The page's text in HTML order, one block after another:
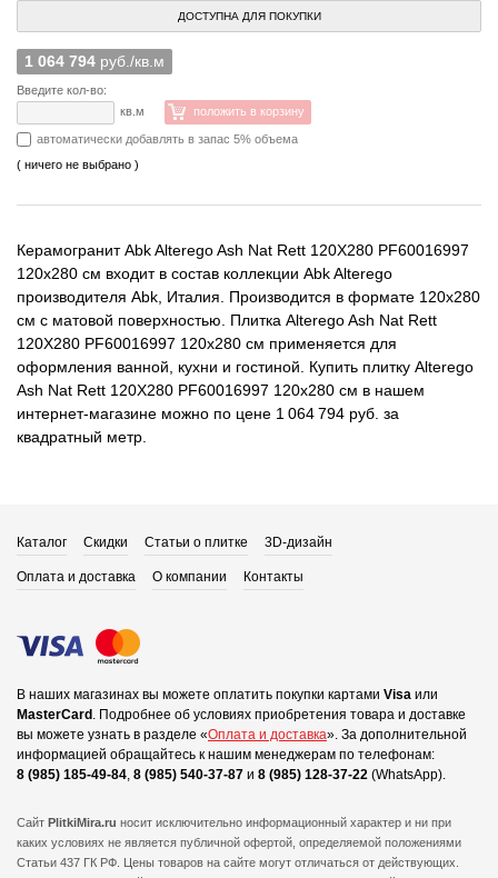
ДОСТУПНА ДЛЯ ПОКУПКИ
1 064 794 руб./кв.м
Введите кол-во:
кв.м
положить в корзину
автоматически добавлять в запас 5% объема
( ничего не выбрано )
Керамогранит Abk Alterego Ash Nat Rett 120X280 PF60016997
120x280 см входит в состав коллекции Abk Alterego
производителя Abk, Италия. Производится в формате 120x280
см с матовой поверхностью. Плитка Alterego Ash Nat Rett
120X280 PF60016997 120x280 см применяется для
оформления ванной, кухни и гостиной. Купить плитку Alterego
Ash Nat Rett 120X280 PF60016997 120x280 см в нашем
интернет-магазине можно по цене 1 064 794 руб. за
квадратный метр.
Каталог Скидки Статьи о плитке 3D-дизайн
Оплата и доставка О компании Контакты
В наших магазинах вы можете оплатить покупки картами Visa или
MasterCard . Подробнее об условиях приобретения товара и доставке
вы можете узнать в разделе «Оплата и доставка». За дополнительной
информацией обращайтесь к нашим менеджерам по телефонам:
8 (985) 185-49-84, 8 (985) 540-37-87 и 8 (985) 128-37-22 (WhatsApp).
Сайт PlitkiMira.ru носит исключительно информационный характер и ни при
каких условиях не является публичной офертой, определяемой положениями
Статьи 437 ГК РФ. Цены товаров на сайте могут отличаться от действующих.